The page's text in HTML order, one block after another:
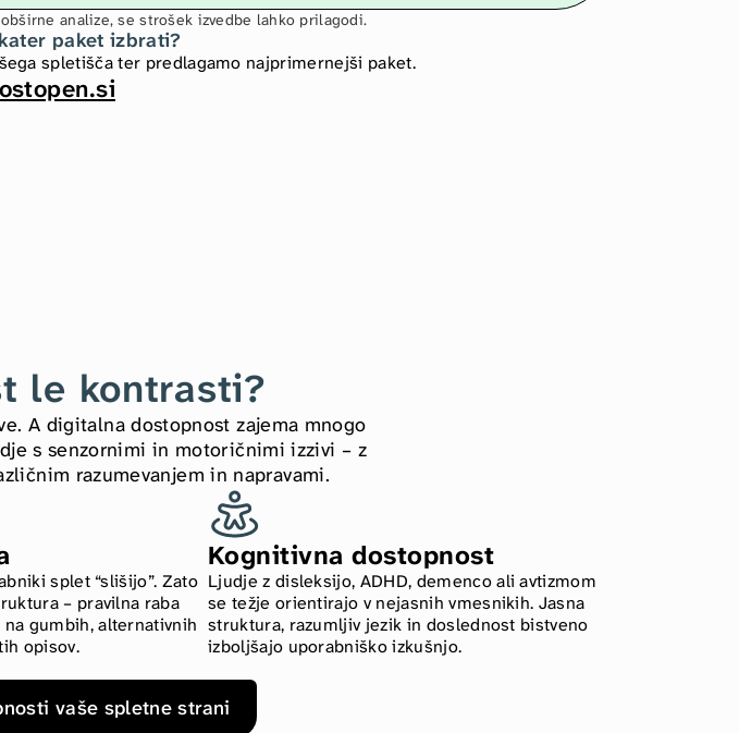
analize, se strošek izvedbe lahko prilagodi.
paket izbrati?
spletišča ter predlagamo najprimernejši paket.
le kontrasti?
A digitalna dostopnost zajema mnogo
s senzornimi in motoričnimi izzivi – z
razumevanjem in napravami.
splet “slišijo”. Zato
– pravilna raba
na gumbih, alternativnih
opisov.
Kognitivna dostopnost
Ljudje z disleksijo, ADHD, demenco ali avtizmom
se težje orientirajo v nejasnih vmesnikih. Jasna
struktura, razumljiv jezik in doslednost bistveno
izboljšajo uporabniško izkušnjo.
vaše spletne strani